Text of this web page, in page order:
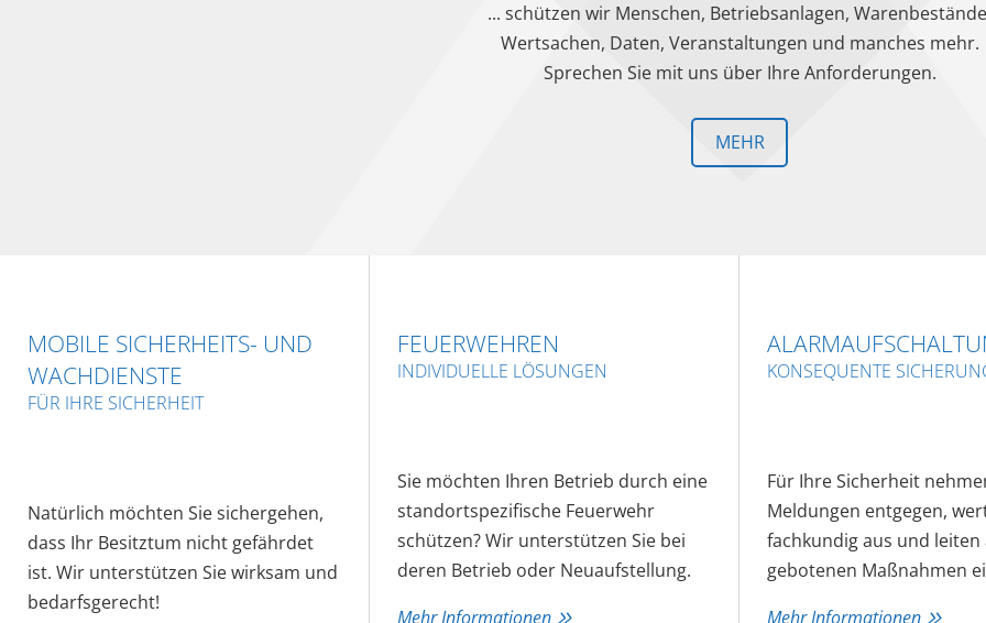
... schützen wir Menschen, Betriebsanlagen,
Wertsachen, Daten, Veranstaltungen und manches mehr.
Sprechen Sie mit uns über Ihre Anforderungen.
MEHR
MOBILE SICHERHEITS- UND
WACHDIENSTE
FÜR IHRE SICHERHEIT
Natürlich möchten Sie sichergehen,
dass Ihr Besitztum nicht gefährdet
ist. Wir unterstützen Sie wirksam und
bedarfsgerecht!
FEUERWEHREN
INDIVIDUELLE LÖSUNGEN
Sie möchten Ihren Betrieb durch eine
standortspezifische Feuerwehr
schützen? Wir unterstützen Sie bei
deren Betrieb oder Neuaufstellung.
Mehr Informationen 
KONSEQUENTE
Für Ihre Sicherheit
Meldungen entgegen,
fachkundig aus und leiten
gebotenen Maßnahmen
Mehr Informationen 